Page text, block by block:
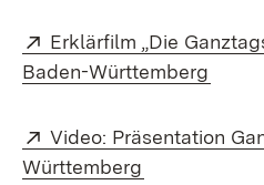
Extern:
Erklärfilm „Die
Baden-Württemberg
Extern:
Video: Präsentation
Württemberg